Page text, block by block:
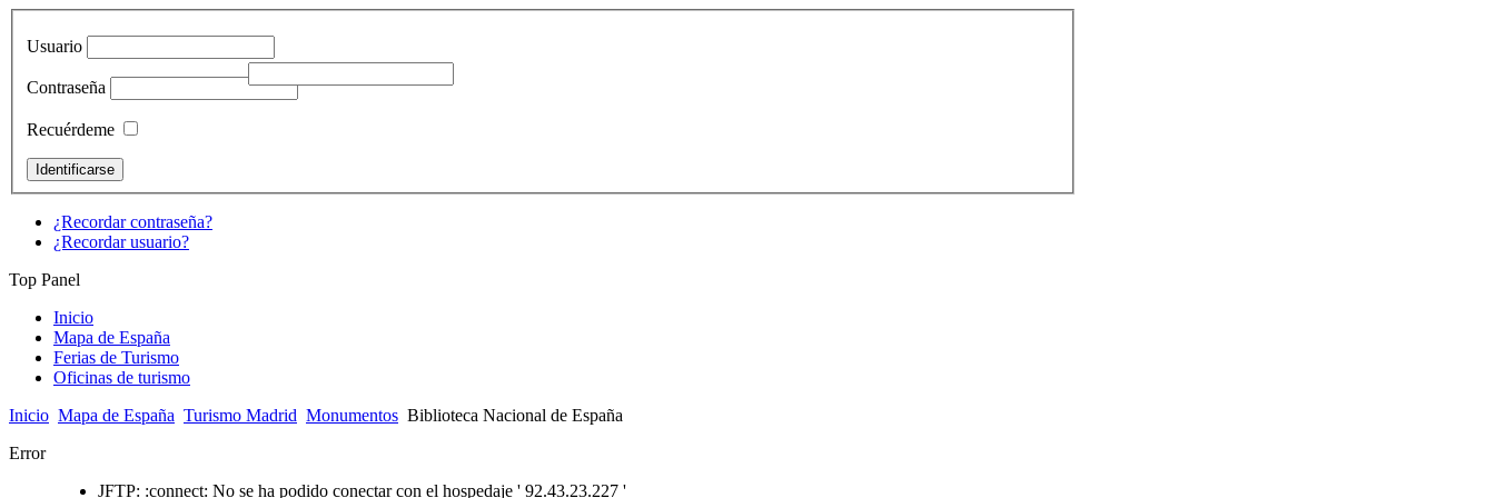
Usuario
Contraseña
Recuérdeme
¿Recordar contraseña?
¿Recordar usuario?
Top Panel
Inicio
Mapa de España
Ferias de Turismo
Oficinas de turismo
Inicio Mapa de España Turismo Madrid Monumentos Biblioteca Nacional de España
Error
JFTP: :connect: No se ha podido conectar con el hospedaje ' 92.43.23.227 '